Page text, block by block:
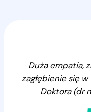
Duża empatia,
zagłębienie się
Doktora (dr